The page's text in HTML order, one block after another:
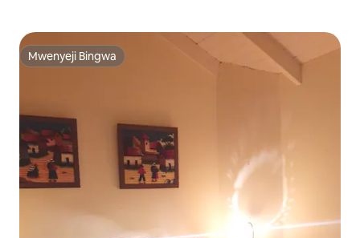
Mwenyeji Bingwa
Mwenyeji Bingwa